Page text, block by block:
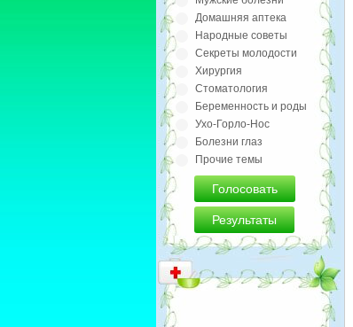
Домашняя аптека
Народные советы
Секреты молодости
Хирургия
Стоматология
Беременность и роды
Ухо-Горло-Нос
Болезни глаз
Прочие темы
Голосовать
Результаты